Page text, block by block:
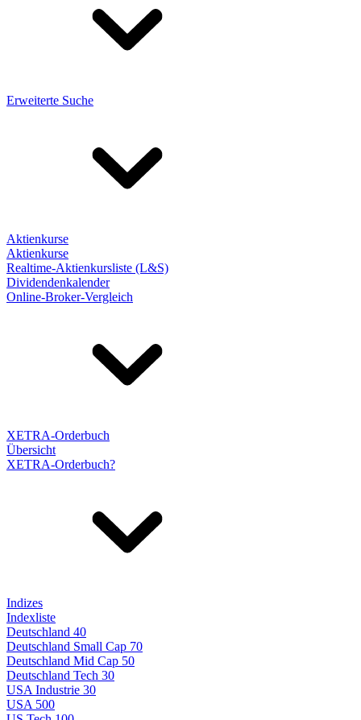
Erweiterte Suche
Aktienkurse
Aktienkurse
Realtime-Aktienkursliste (L&S)
Dividendenkalender
Online-Broker-Vergleich
XETRA-Orderbuch
Übersicht
XETRA-Orderbuch?
Indizes
Indexliste
Deutschland 40
Deutschland Small Cap 70
Deutschland Mid Cap 50
Deutschland Tech 30
USA Industrie 30
USA 500